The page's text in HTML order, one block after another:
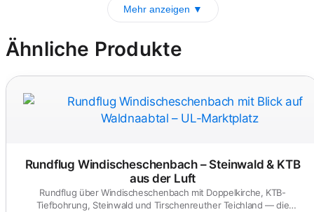
Mehr anzeigen ▼
Ähnliche Produkte
Rundflug Windischeschenbach – Steinwald & KTB
aus der Luft
Rundflug über Windischeschenbach mit Doppelkirche, KTB-
Tiefbohrung, Steinwald und Tirschenreuther Teichland — die